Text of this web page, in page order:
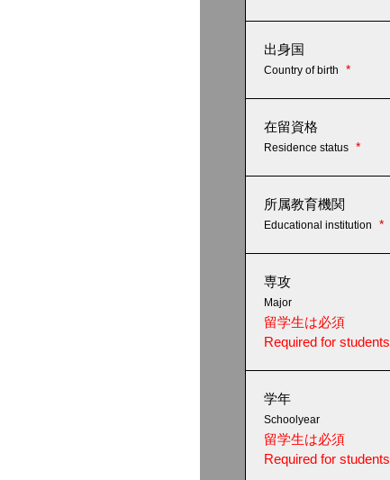
出身国
Country of birth *
在留資格
Residence status *
所属教育機関
Educational institution *
専攻
Major
留学生は必須
Required for students
学年
Schoolyear
留学生は必須
Required for students